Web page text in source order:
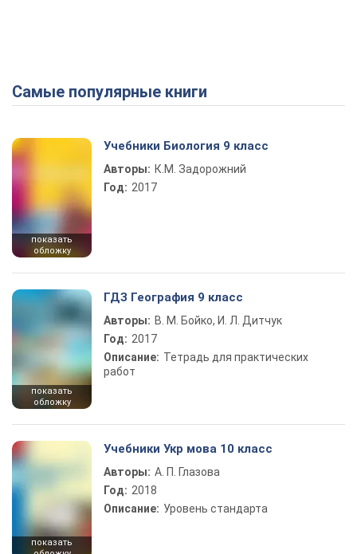
Самые популярные книги
показать
обложку
Учебники Биология 9 класс
Авторы: К.М. Задорожний
Год: 2017
показать
обложку
ГДЗ География 9 класс
Авторы: В. М. Бойко, И. Л. Дитчук
Год: 2017
Описание: Тетрадь для практических
работ
показать
Учебники Укр мова 10 класс
Авторы: А. П. Глазова
Год: 2018
Описание: Уровень стандарта